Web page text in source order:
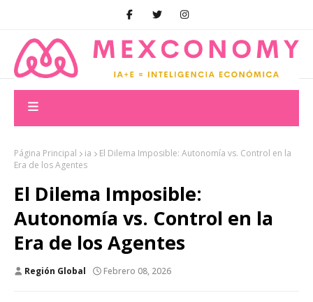
Página Principal ia
El Dilema Imposible: Autonomía vs. Control en la
Era de los Agentes
El Dilema Imposible:
Autonomía vs. Control en la
Era de los Agentes
Región Global Febrero 08, 2026